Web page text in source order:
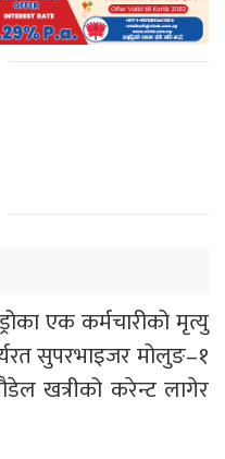
एक कर्मचारीको मृत्यु
सुपरभाइजर मोलुङ–१
खत्रीको करेन्ट लागेर